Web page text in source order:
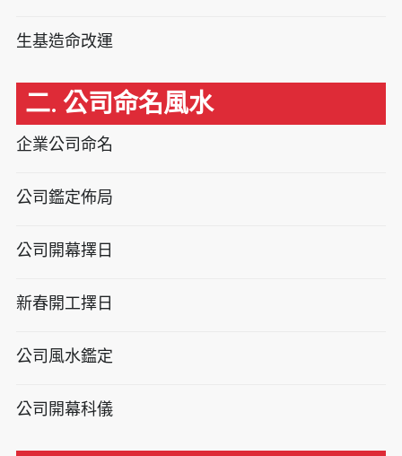
生基造命改運
二. 公司命名風水
企業公司命名
公司鑑定佈局
公司開幕擇日
新春開工擇日
公司風水鑑定
公司開幕科儀